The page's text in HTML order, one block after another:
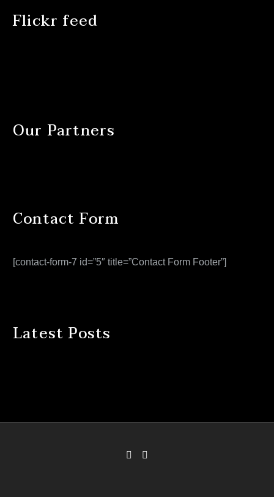
Flickr feed
Our Partners
Contact Form
[contact-form-7 id=”5″ title=”Contact Form Footer”]
Latest Posts